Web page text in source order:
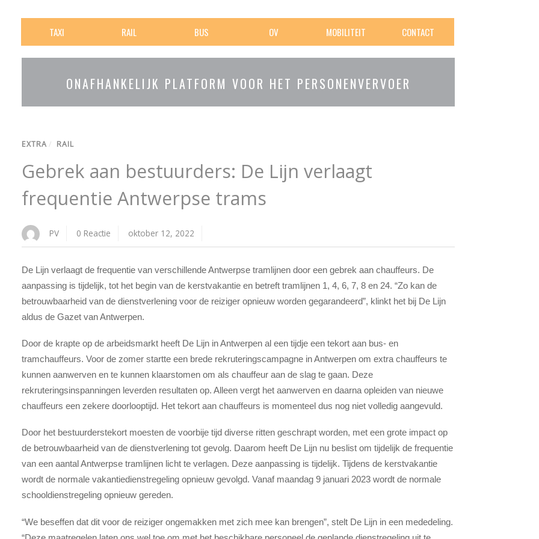
TAXI RAIL BUS OV MOBILITEIT CONTACT
ONAFHANKELIJK PLATFORM VOOR HET PERSONENVERVOER
EXTRA / RAIL
Gebrek aan bestuurders: De Lijn verlaagt
frequentie Antwerpse trams
PV 0 Reactie oktober 12, 2022
De Lijn verlaagt de frequentie van verschillende Antwerpse tramlijnen door een gebrek aan chauffeurs. De
aanpassing is tijdelijk, tot het begin van de kerstvakantie en betreft tramlijnen 1, 4, 6, 7, 8 en 24. “Zo kan de
betrouwbaarheid van de dienstverlening voor de reiziger opnieuw worden gegarandeerd”, klinkt het bij De Lijn
aldus de Gazet van Antwerpen.
Door de krapte op de arbeidsmarkt heeft De Lijn in Antwerpen al een tijdje een tekort aan bus- en
tramchauffeurs. Voor de zomer startte een brede rekruteringscampagne in Antwerpen om extra chauffeurs te
kunnen aanwerven en te kunnen klaarstomen om als chauffeur aan de slag te gaan. Deze
rekruteringsinspanningen leverden resultaten op. Alleen vergt het aanwerven en daarna opleiden van nieuwe
chauffeurs een zekere doorlooptijd. Het tekort aan chauffeurs is momenteel dus nog niet volledig aangevuld.
Door het bestuurderstekort moesten de voorbije tijd diverse ritten geschrapt worden, met een grote impact op
de betrouwbaarheid van de dienstverlening tot gevolg. Daarom heeft De Lijn nu beslist om tijdelijk de frequentie
van een aantal Antwerpse tramlijnen licht te verlagen. Deze aanpassing is tijdelijk. Tijdens de kerstvakantie
wordt de normale vakantiedienstregeling opnieuw gevolgd. Vanaf maandag 9 januari 2023 wordt de normale
schooldienstregeling opnieuw gereden.
“We beseffen dat dit voor de reiziger ongemakken met zich mee kan brengen”, stelt De Lijn in een mededeling.